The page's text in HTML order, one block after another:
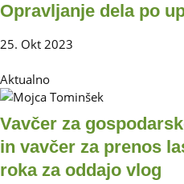
Opravljanje dela po
25. Okt 2023
Aktualno
Vavčer za
in vavčer za prenos
roka za oddajo vlog